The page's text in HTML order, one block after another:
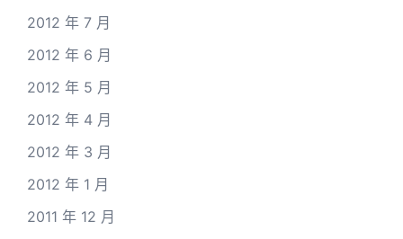
2012 年 7 月
2012 年 6 月
2012 年 5 月
2012 年 4 月
2012 年 3 月
2012 年 1 月
2011 年 12 月